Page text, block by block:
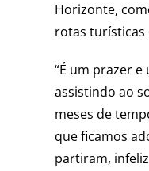
Horizonte,
rotas turísticas
“É um prazer
assistindo ao
meses de
que ficamos
partiram,